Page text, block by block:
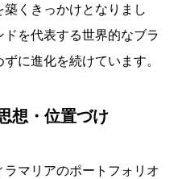
くきっかけとなりまし
を代表する世界的なブラ
に進化を続けています。
想・位置づけ
マリアのポートフォリオ